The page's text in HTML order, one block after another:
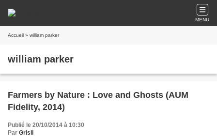
MENU
Accueil » william parker
william parker
Farmers by Nature : Love and Ghosts (AUM
Fidelity, 2014)
Publié le 20/10/2014 à 10:30
Par Grisli